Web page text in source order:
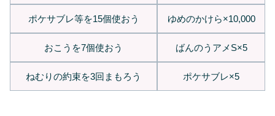
ポケサブレ等を15個使おう ゆめのかけら×10,000
おこうを7個使おう ばんのうアメS×5
ねむりの約束を3回まもろう ポケサブレ×5